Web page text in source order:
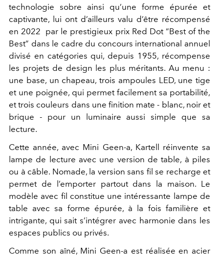
technologie sobre ainsi qu’une forme épurée et
captivante, lui ont d’ailleurs valu d’être récompensé
en 2022 par le prestigieux prix Red Dot “Best of the
Best” dans le cadre du concours international annuel
divisé en catégories qui, depuis 1955, récompense
les projets de design les plus méritants. Au menu :
une base, un chapeau, trois ampoules LED, une tige
et une poignée, qui permet facilement sa portabilité,
et trois couleurs dans une finition mate - blanc, noir et
brique - pour un luminaire aussi simple que sa
lecture.
Cette année, avec Mini Geen-a, Kartell réinvente sa
lampe de lecture avec une version de table, à piles
ou à câble. Nomade, la version sans fil se recharge et
permet de l’emporter partout dans la maison. Le
modèle avec fil constitue une intéressante lampe de
table avec sa forme épurée, à la fois familière et
intrigante, qui sait s’intégrer avec harmonie dans les
espaces publics ou privés.
Comme son aîné, Mini Geen-a est réalisée en acier